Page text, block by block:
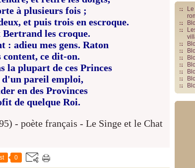
à plusieurs fois ;
et puis trois en escroque.
Bertrand les croque.
: adieu mes gens. Raton
ce dit-on.
la plupart de ces Princes
pareil emploi,
en des Provinces
de quelque Roi.
0